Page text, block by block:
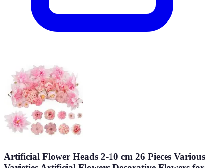
Artificial Flower Heads 2-10 cm 26 Pieces Various